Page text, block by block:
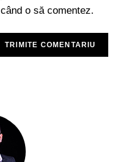
o să comentez.